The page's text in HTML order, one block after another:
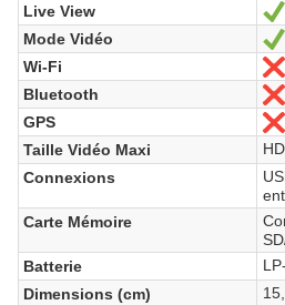
Live View
Mode Vidéo
Wi-Fi
Bluetooth
GPS
Taille Vidéo Maxi
Connexions
Carte Mémoire
Batterie
Dimensions (cm)